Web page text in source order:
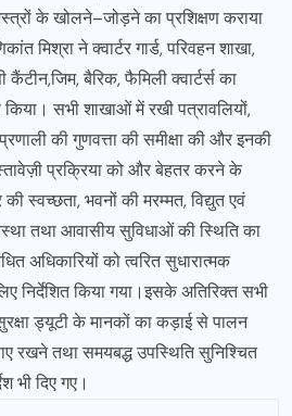
के खोलने–जोड़ने का प्रशिक्षण कराया
मिश्रा ने क्वार्टर गार्ड, परिवहन शाखा,
कैंटीन,जिम, बैरिक, फैमिली क्वार्टर्स का
किया। सभी शाखाओं में रखी पत्रावलियों,
की गुणवत्ता की समीक्षा की और इनकी
प्रक्रिया को और बेहतर करने के
की स्वच्छता, भवनों की मरम्मत, विद्युत एवं
तथा आवासीय सुविधाओं की स्थिति का
अधिकारियों को त्वरित सुधारात्मक
निर्देशित किया गया।इसके अतिरिक्त सभी
ड्यूटी के मानकों का कड़ाई से पालन
रखने तथा समयबद्ध उपस्थिति सुनिश्चित
भी दिए गए।